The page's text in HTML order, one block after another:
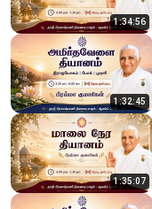
1:34:56
1:32:45
1:35:07